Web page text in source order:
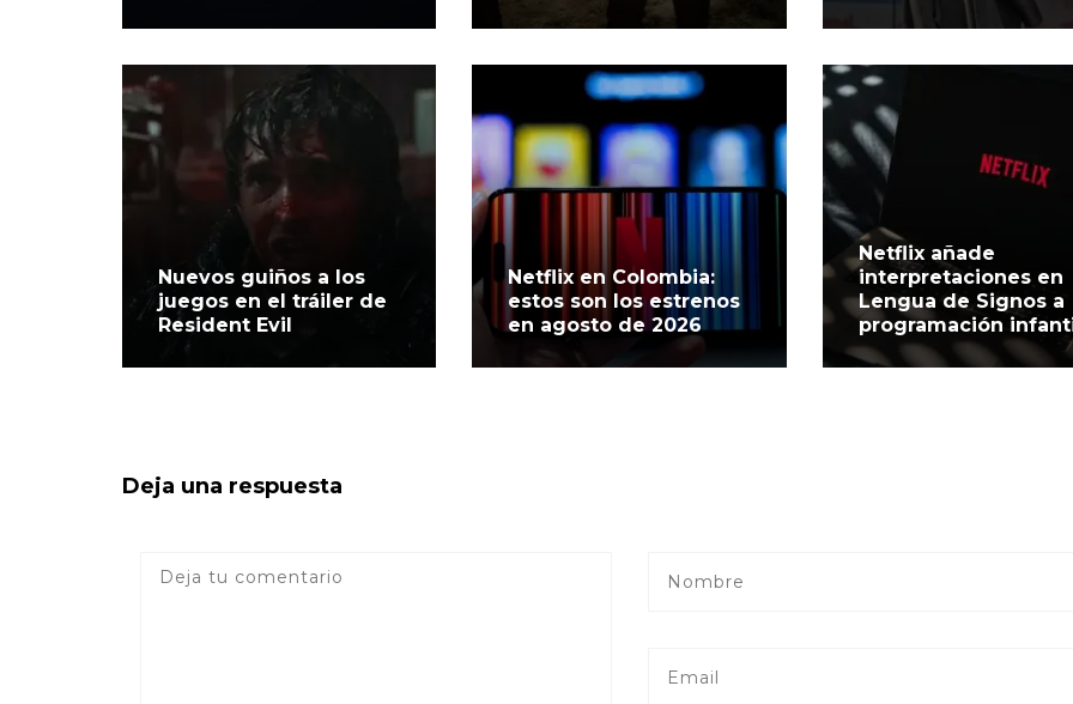
Nuevos guiños a los
juegos en el tráiler de
Resident Evil
Netflix en Colombia:
estos son los estrenos
en agosto de 2026
Netflix añade
interpretaciones en
Lengua de Signos a
programación
Deja una respuesta